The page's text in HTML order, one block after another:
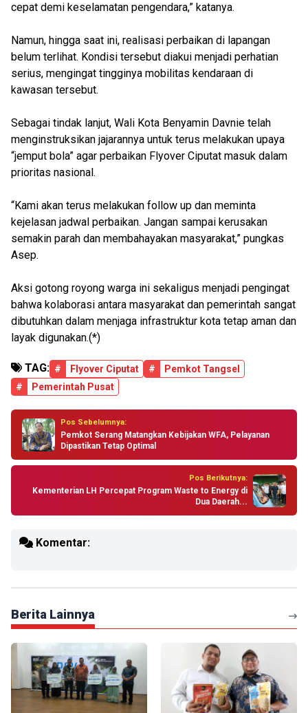
cepat demi keselamatan pengendara,” katanya.
Namun, hingga saat ini, realisasi perbaikan di lapangan
belum terlihat. Kondisi tersebut diakui menjadi perhatian
serius, mengingat tingginya mobilitas kendaraan di
kawasan tersebut.
Sebagai tindak lanjut, Wali Kota Benyamin Davnie telah
menginstruksikan jajarannya untuk terus melakukan upaya
“jemput bola” agar perbaikan Flyover Ciputat masuk dalam
prioritas nasional.
“Kami akan terus melakukan follow up dan meminta
kejelasan jadwal perbaikan. Jangan sampai kerusakan
semakin parah dan membahayakan masyarakat,” pungkas
Asep.
Aksi gotong royong warga ini sekaligus menjadi pengingat
bahwa kolaborasi antara masyarakat dan pemerintah sangat
dibutuhkan dalam menjaga infrastruktur kota tetap aman dan
layak digunakan.(*)
TAG: # Flyover Ciputat #
Pemkot Tangsel
#
Pemerintah Pusat
Pos Sebelumnya:
Pemkot Serang Matangkan Kebijakan WFA, Pelayanan
Dipastikan Tetap Optimal
Pos Berikutnya:
Kementerian LH Percepat Program Waste to Energy di
Dua Daerah...
Komentar:
Berita Lainnya